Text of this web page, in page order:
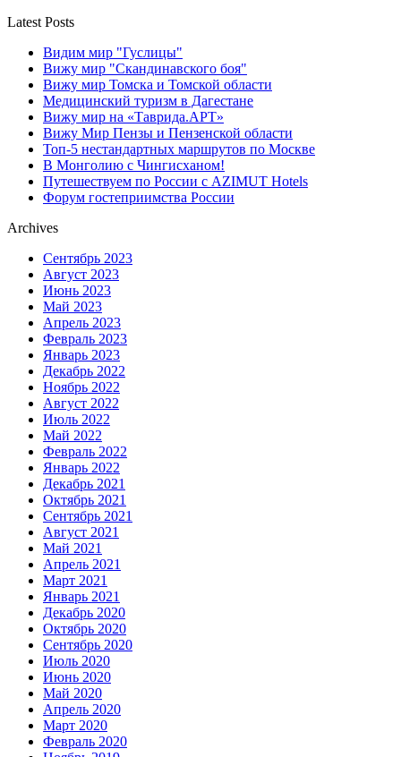
Latest Posts
Видим мир "Гуслицы"
Вижу мир "Скандинавского боя"
Вижу мир Томска и Томской области
Медицинский туризм в Дагестане
Вижу мир на «Таврида.АРТ»
Вижу Мир Пензы и Пензенской области
Топ-5 нестандартных маршрутов по Москве
В Монголию с Чингисханом!
Путешествуем по России с AZIMUT Hotels
Форум гостеприимства России
Archives
Сентябрь 2023
Август 2023
Июнь 2023
Май 2023
Апрель 2023
Февраль 2023
Январь 2023
Декабрь 2022
Ноябрь 2022
Август 2022
Июль 2022
Май 2022
Февраль 2022
Январь 2022
Декабрь 2021
Октябрь 2021
Сентябрь 2021
Август 2021
Май 2021
Апрель 2021
Март 2021
Январь 2021
Декабрь 2020
Октябрь 2020
Сентябрь 2020
Июль 2020
Июнь 2020
Май 2020
Апрель 2020
Март 2020
Февраль 2020